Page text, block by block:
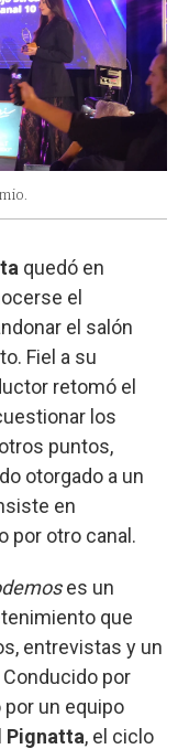
quedó en
el
el salón
Fiel a su
retomó el
los
puntos,
otorgado a un
en
por otro canal.
es un
que
entrevistas y un
por
un equipo
Pignatta, el ciclo